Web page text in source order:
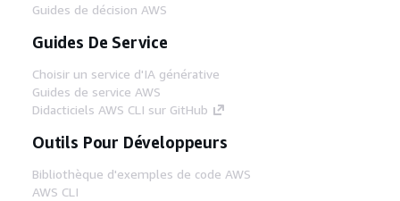
Guides de décision AWS
Guides De Service
Choisir un service d'IA générative
Guides de service AWS
Didacticiels AWS CLI sur GitHub
Outils Pour Développeurs
Bibliothèque d'exemples de code AWS
AWS CLI